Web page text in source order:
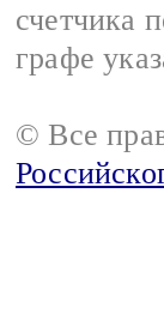
счетчика
графе
© Все